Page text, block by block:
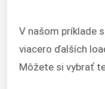
V našom príklade
viacero ďalších
Môžete si vybrať